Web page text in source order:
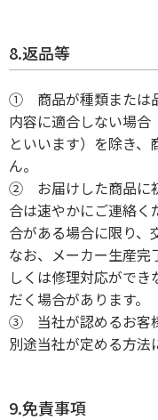
8.返品等
① 商品が種類または
内容に適合しない場合
といいます）を除き
ん。
② お届けした商品に
合は速やかにご連絡
合がある場合に限り、
なお、メーカー生産完
しくは修理対応がで
だく場合があります。
③ 当社が認めるお客
別途当社が定める方法
9.免責事項